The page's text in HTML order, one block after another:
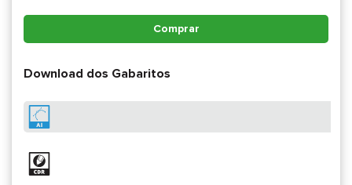
Comprar
Download dos Gabaritos